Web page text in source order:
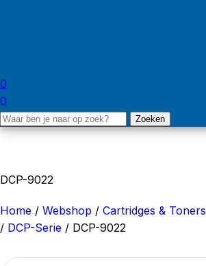
0
0
Zoeken
DCP-9022
Home / Webshop / Cartridges & Toners
/ DCP-Serie / DCP-9022